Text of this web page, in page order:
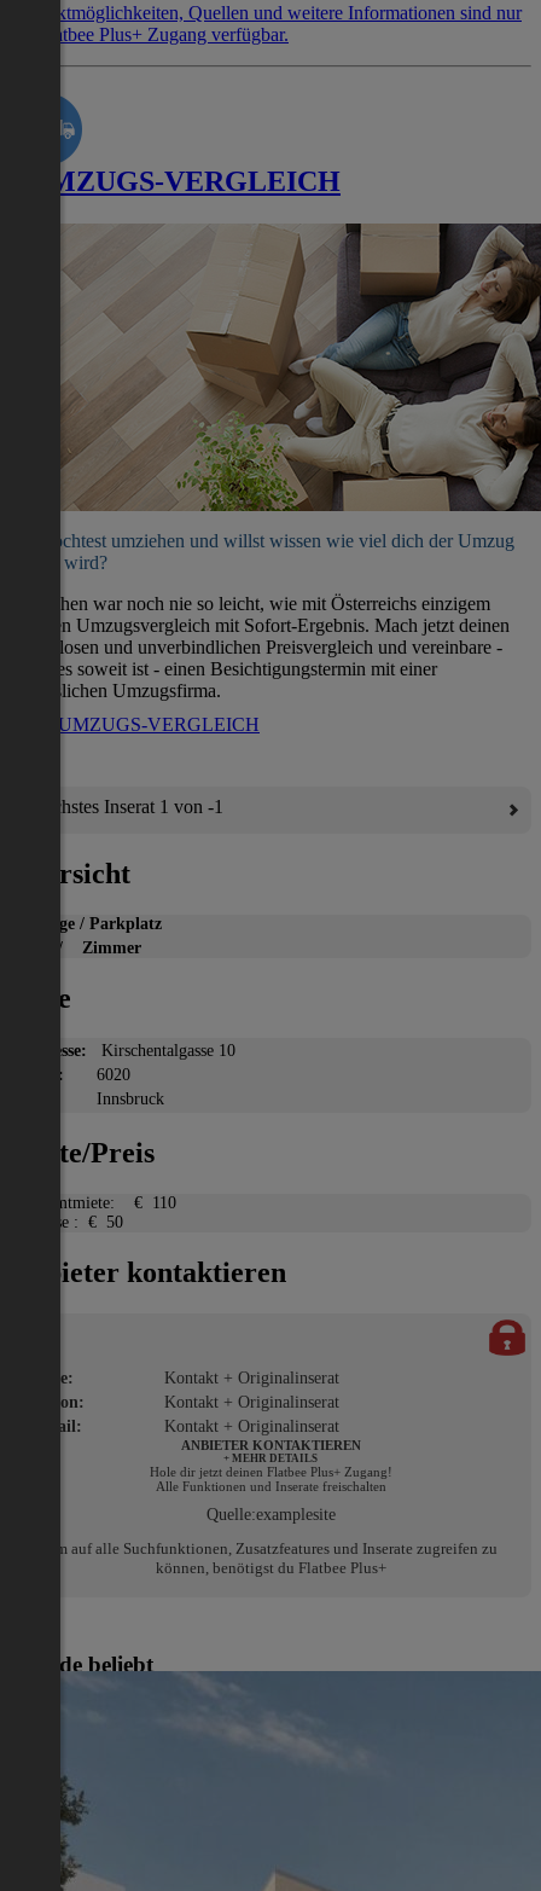
Kontaktmöglichkeiten, Quellen und weitere Informationen sind nur
mit Flatbee Plus+ Zugang verfügbar.
UMZUGS-VERGLEICH
Du möchtest umziehen und willst wissen wie viel dich der Umzug
kosten wird?
Umziehen war noch nie so leicht, wie mit Österreichs einzigem
direkten Umzugsvergleich mit Sofort-Ergebnis. Mach jetzt deinen
kostenlosen und unverbindlichen Preisvergleich und vereinbare -
wenn es soweit ist - einen Besichtigungstermin mit einer
verlässlichen Umzugsfirma.
ZUM UMZUGS-VERGLEICH
Nächstes Inserat 1 von -1
Übersicht
Garage / Parkplatz
/ Zimmer
Lage
Adresse:
Kirschentalgasse 10
PLZ:
6020
Innsbruck
Miete/Preis
Gesamtmiete:
€ 110
Ablöse : € 50
Anbieter kontaktieren
Name:
Kontakt + Originalinserat
Telefon:
Kontakt + Originalinserat
E-Mail:
Kontakt + Originalinserat
ANBIETER KONTAKTIEREN
+ MEHR DETAILS
Hole dir jetzt deinen Flatbee Plus+ Zugang!
Alle Funktionen und Inserate freischalten
Quelle:examplesite
Um auf alle Suchfunktionen, Zusatzfeatures und Inserate zugreifen zu
können, benötigst du Flatbee Plus+
Gerade beliebt